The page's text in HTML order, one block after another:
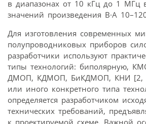
в диапазонах от 10 кГц до 1 МГц
значений произведения В·A
Для изготовления современных
полупроводниковых приборов
разработчики используют
типы технологий: биполярную,
ДМОП, КДМОП, БиКДМОП, КНИ [2,
или иного конкретного типа
определяется разработчиком
технических требований,
к проектируемой схеме. Важной